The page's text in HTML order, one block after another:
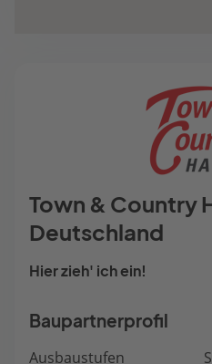
Town & Country
Deutschland
Hier zieh' ich ein!
Baupartnerprofil
Ausbaustufen